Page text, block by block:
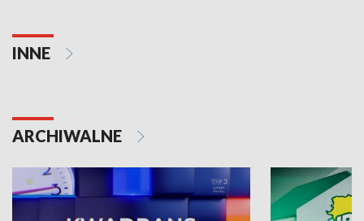
INNE
ARCHIWALNE